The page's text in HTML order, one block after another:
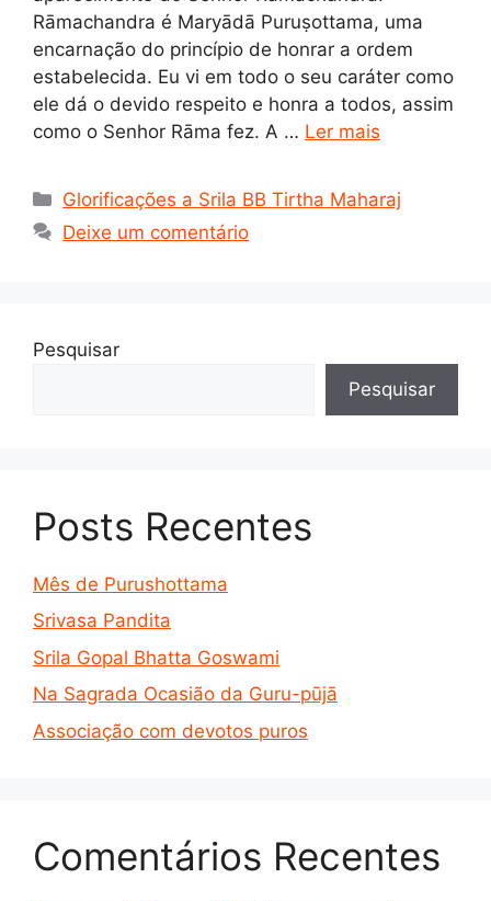
Rāmachandra é Maryādā Puruṣottama, uma
encarnação do princípio de honrar a ordem
estabelecida. Eu vi em todo o seu caráter como
ele dá o devido respeito e honra a todos, assim
como o Senhor Rāma fez. A … Ler mais
Categorias
Glorificações a Srila BB Tirtha Maharaj
Deixe um comentário
Pesquisar
Pesquisar
Posts Recentes
Mês de Purushottama
Srivasa Pandita
Srila Gopal Bhatta Goswami
Na Sagrada Ocasião da Guru-pūjā
Associação com devotos puros
Comentários Recentes